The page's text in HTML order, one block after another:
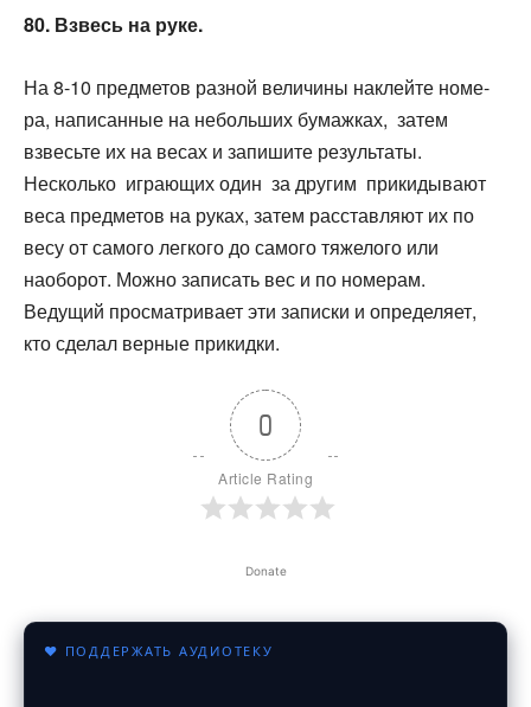
80. Взвесь на руке.
На 8-10 предметов разной величины наклейте номе-
ра, написанные на небольших бумажках, затем
взвесьте их на весах и запишите результаты.
Несколько играющих один за другим прикидывают
веса предметов на руках, затем расставляют их по
весу от самого легкого до самого тяжелого или
наоборот. Можно записать вес и по номерам.
Ведущий просматривает эти записки и определяет,
кто сделал верные прикидки.
0
Article Rating
Donate
♥ ПОДДЕРЖАТЬ АУДИОТЕКУ